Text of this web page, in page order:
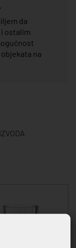
da
ostalim
na